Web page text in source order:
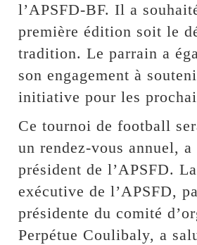
l’APSFD-BF. Il a
première édition soit le
tradition. Le parrain a
son engagement à
initiative pour les
Ce tournoi de football
un rendez-vous annuel, a
président de l’APSFD.
exécutive de l’APSFD,
présidente du comité
Perpétue Coulibaly, a